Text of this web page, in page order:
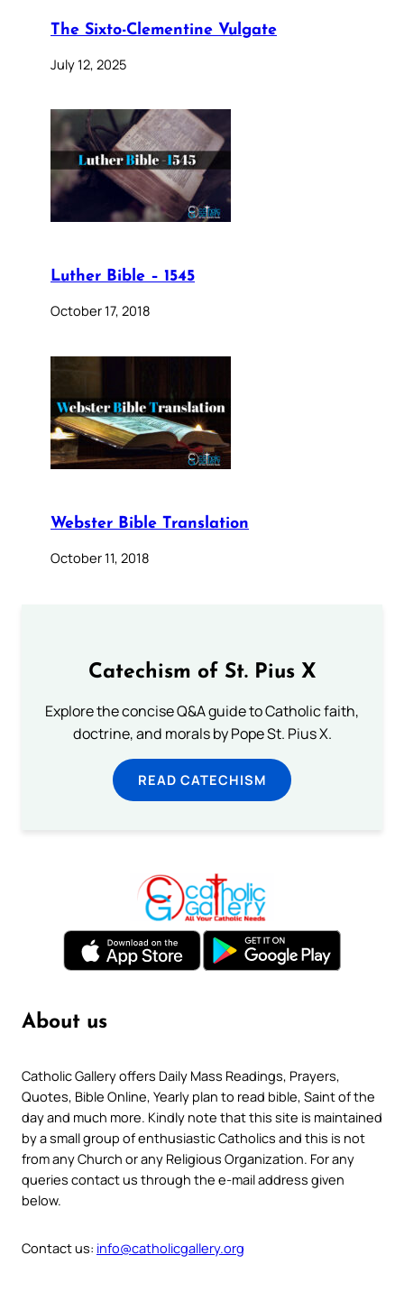
The Sixto-Clementine Vulgate
July 12, 2025
Luther Bible – 1545
October 17, 2018
Webster Bible Translation
October 11, 2018
Catechism of St. Pius X
Explore the concise Q&A guide to Catholic faith,
doctrine, and morals by Pope St. Pius X.
READ CATECHISM
About us
Catholic Gallery offers Daily Mass Readings, Prayers,
Quotes, Bible Online, Yearly plan to read bible, Saint of the
day and much more. Kindly note that this site is maintained
by a small group of enthusiastic Catholics and this is not
from any Church or any Religious Organization. For any
queries contact us through the e-mail address given
below.
Contact us: info@catholicgallery.org